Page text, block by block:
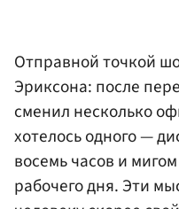
Отправной точкой
Эриксона: после
сменил несколько
хотелось одного —
восемь часов и
рабочего дня. Эти